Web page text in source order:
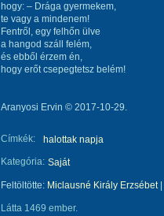
hogy: – Drága gyermekem,
te vagy a mindenem!
Fentről, egy felhőn ülve
a hangod száll felém,
és ebből érzem én,
hogy erőt csepegtetsz belém!
Aranyosi Ervin © 2017-10-29.
Címkék:
halottak napja
Kategória: Saját
Feltöltötte: Miclausné Király Erzsébet|
Látta 1469 ember.